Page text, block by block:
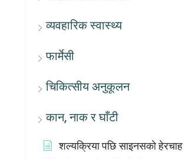
व्यवहारिक स्वास्थ्य
फार्मेसी
चिकित्सीय अनुकूलन
कान, नाक र घाँटी
शल्यक्रिया पछि साइनसको हेरचाह